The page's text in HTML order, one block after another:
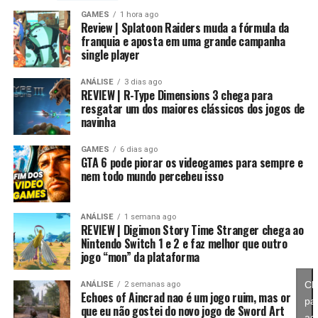
Essa mudança também pode representar um passo
importante para o futuro da franquia. Durante muitos
anos, Splatoon foi visto principalmente como um jogo
competitivo, mas Splatoon Raiders mostra que existe
espaço para expandir esse universo com uma campanha
mais ambiciosa e cheia de conteúdo. Caso a recepção dos
jogadores seja positiva, é bem possível que a Nintendo
continue investindo nesse formato e transforme o modo
história em um dos pilares da série daqui para frente.
No fim das contas, fica a sensação de que Splatoon
Raiders funciona como um grande laboratório para o
futuro da franquia. A Nintendo parece estar testando
novas mecânicas, um mundo mais aberto, sistemas de
progressão e uma campanha muito mais ambiciosa para
gerações de jogadores.
GAMES 1 hora ago
Review | Splatoon Raiders muda a fórmula da
franquia e aposta em uma grande campanha
single player
ANÁLISE 3 dias ago
REVIEW | R-Type Dimensions 3 chega para
resgatar um dos maiores clássicos dos jogos de
navinha
GAMES 6 dias ago
GTA 6 pode piorar os videogames para sempre e
nem todo mundo percebeu isso
ANÁLISE 1 semana ago
REVIEW | Digimon Story Time Stranger chega ao
Nintendo Switch 1 e 2 e faz melhor que outro
jogo “mon” da plataforma
ANÁLISE 2 semanas ago
Echoes of Aincrad nao é um jogo ruim, mas or
que eu não gostei do novo jogo de Sword Art